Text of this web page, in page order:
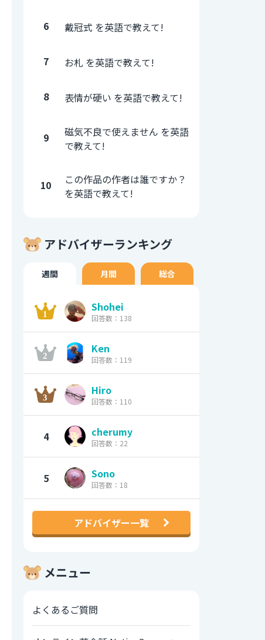
6 戴冠式 を英語で教えて!
7 お札 を英語で教えて!
8 表情が硬い を英語で教えて!
9
磁気不良で使えません を英語
で教えて!
10
この作品の作者は誰ですか？
を英語で教えて!
アドバイザーランキング
週間 月間 総合
Shohei
回答数：138
Ken
回答数：119
Hiro
回答数：110
4 cherumy
回答数：22
5 Sono
回答数：18
アドバイザー一覧
メニュー
よくあるご質問